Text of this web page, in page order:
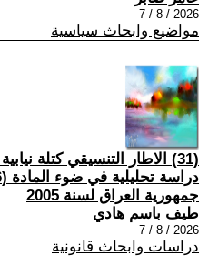
2026 / 8 / 7
مواضيع وابحاث سياسية
(31) الاطار التنسيقي كتلة
جمهورية العراق لسنة 2005
طيف باسم هادي
2026 / 8 / 7
دراسات وابحاث قانونية